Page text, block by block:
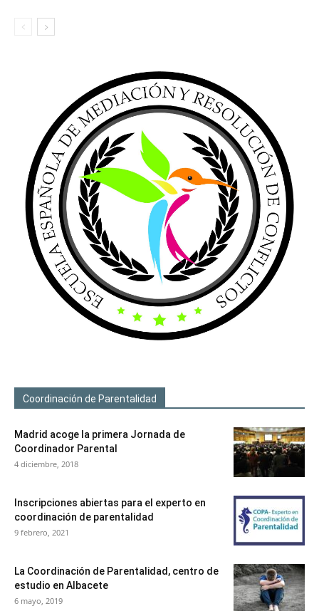
Coordinación de Parentalidad
Madrid acoge la primera Jornada de
Coordinador Parental
4 diciembre, 2018
Inscripciones abiertas para el experto en
coordinación de parentalidad
9 febrero, 2021
La Coordinación de Parentalidad, centro de
estudio en Albacete
6 mayo, 2019